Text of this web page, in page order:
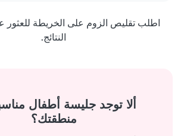
اطلب تقليص الزوم على الخريطة للعثور
النتائج.
ألا توجد جليسة أطفال
منطقتك؟